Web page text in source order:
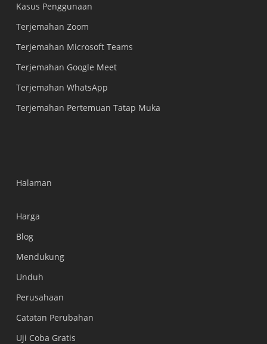
Kasus Penggunaan
Terjemahan Zoom
Terjemahan Microsoft Teams
Terjemahan Google Meet
Terjemahan WhatsApp
Terjemahan Pertemuan Tatap Muka
Halaman
Harga
Blog
Mendukung
Unduh
Perusahaan
Catatan Perubahan
Uji Coba Gratis